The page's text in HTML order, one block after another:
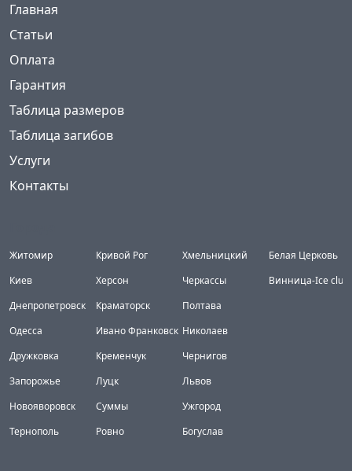
Главная
Статьи
Оплата
Гарантия
Таблица размеров
Таблица загибов
Услуги
Контакты
Житомир
Киев
Днепропетровск
Одесса
Дружковка
Запорожье
Новояворовск
Тернополь
Кривой Рог
Херсон
Краматорск
Ивано Франковск
Кременчук
Луцк
Суммы
Ровно
Хмельницкий
Черкассы
Полтава
Николаев
Чернигов
Львов
Ужгород
Богуслав
Белая Церковь
Винница-Ice club